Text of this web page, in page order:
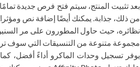
بعد تثبيت المنتج، سيتم فتح فرص جديدة
من ذلك، جذابة. يمكنك أيضًا إضافة نص
نظائره، حيث حاول المطورون على مر
مجموعة متنوعة من التنسيقات التي سوف
يوفر تسجيل وحدات الماكرو أداءً أفضل،